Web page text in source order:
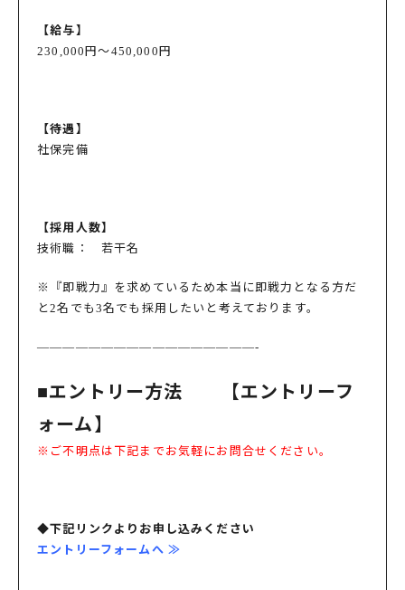
【給与】
230,000円～450,000円
【待遇】
社保完備
【採用人数】
技術職： 若干名
※『即戦力』を求めているため本当に即戦力となる方だ
と2名でも3名でも採用したいと考えております。
—————————————————-
■エントリー方法 【エントリーフ
ォーム】
※ご不明点は下記までお気軽にお問合せください。
◆下記リンクよりお申し込みください
エントリーフォームへ ≫